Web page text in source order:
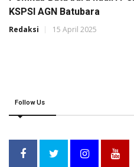
KSPSI AGN Batubara
Redaksi 15 April 2025
Follow Us